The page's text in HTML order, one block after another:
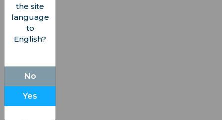
要があり
ます。
公式の推
テルのプ
ユーザー
向けの最
the site
language
to
English?
No
Yes